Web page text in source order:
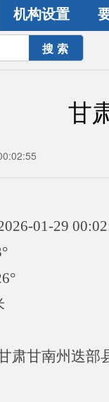
机构设置
全球震讯
甘
01-29
肃甘南州迭部